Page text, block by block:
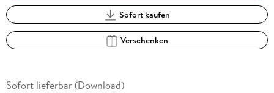
Sofort kaufen
Verschenken
Sofort lieferbar (Download)